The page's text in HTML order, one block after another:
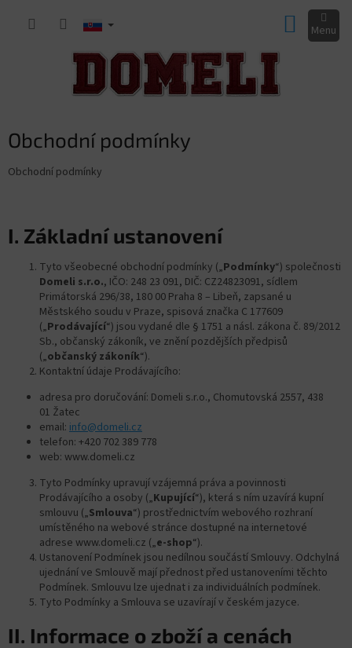
KOŠÍK
Obchodní podmínky
Obchodní podmínky
I. Základní ustanovení
Tyto všeobecné obchodní podmínky („Podmínky“) společnosti
Domeli s.r.o., IČO: 248 23 091, DIČ: CZ24823091, sídlem
Primátorská 296/38, 180 00 Praha 8 – Libeň, zapsané u
Městského soudu v Praze, spisová značka C 177609
(„Prodávající“) jsou vydané dle § 1751 a násl. zákona č. 89/2012
Sb., občanský zákoník, ve znění pozdějších předpisů
(„občanský zákoník“).
Kontaktní údaje Prodávajícího:
adresa pro doručování: Domeli s.r.o., Chomutovská 2557, 438
01 Žatec
email: info@domeli.cz
telefon: +420 702 389 778
web: www.domeli.cz
Tyto Podmínky upravují vzájemná práva a povinnosti
Prodávajícího a osoby („Kupující“), která s ním uzavírá kupní
smlouvu („Smlouva“) prostřednictvím webového rozhraní
umístěného na webové stránce dostupné na internetové
adrese www.domeli.cz („e-shop“).
Ustanovení Podmínek jsou nedílnou součástí Smlouvy. Odchylná
ujednání ve Smlouvě mají přednost před ustanoveními těchto
Podmínek. Smlouvu lze ujednat i za individuálních podmínek.
Tyto Podmínky a Smlouva se uzavírají v českém jazyce.
II. Informace o zboží a cenách